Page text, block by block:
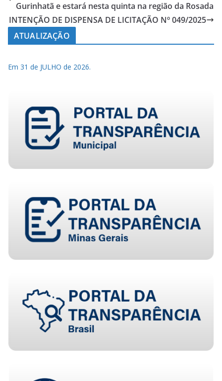
Gurinhatã e estará nesta quinta na região da Rosada
INTENÇÃO DE DISPENSA DE LICITAÇÃO Nº 049/2025
ATUALIZAÇÃO
Em 31 de JULHO de 2026.